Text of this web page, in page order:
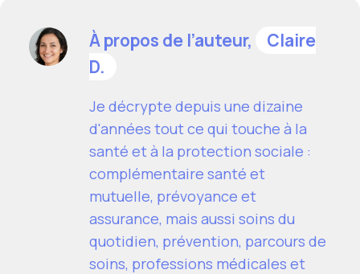
À propos de l’auteur,
Claire
D.
Je décrypte depuis une dizaine
d'années tout ce qui touche à la
santé et à la protection sociale :
complémentaire santé et
mutuelle, prévoyance et
assurance, mais aussi soins du
quotidien, prévention, parcours de
soins, professions médicales et